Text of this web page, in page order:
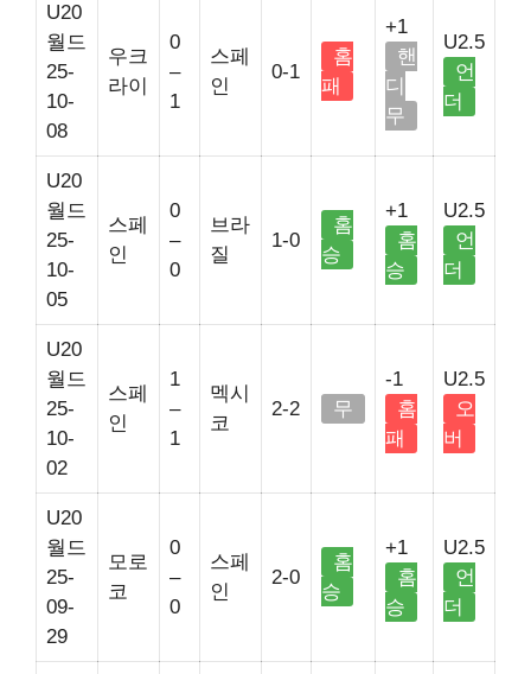
U20
월드
25-
10-
08
우크
라이
0
–
1
스페
인
0-1
홈
패
+1
핸
디
무
U2.5
언
더
U20
월드
25-
10-
05
스페
인
0
–
0
브라
질
1-0
홈
승
+1
홈
승
U2.5
언
더
U20
월드
25-
10-
02
스페
인
1
–
1
멕시
코
2-2 무
-1
홈
패
U2.5
오
버
U20
월드
25-
09-
29
모로
코
0
–
0
스페
인
2-0
홈
승
+1
홈
승
U2.5
언
더